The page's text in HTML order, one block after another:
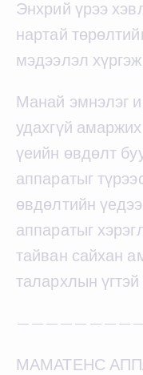
Энхрий үрээ
нартай
мэдээлэл
Манай эмнэлэг
удахгүй
үеийн өвдөлт
аппаратыг
өвдөлтийн
аппаратыг
тайван сайхан
талархлын
МАМАТЕНС